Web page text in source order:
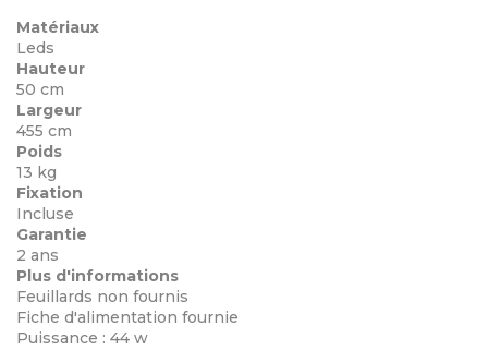
Matériaux
Leds
Hauteur
50 cm
Largeur
455 cm
Poids
13 kg
Fixation
Incluse
Garantie
2 ans
Plus d'informations
Feuillards non fournis
Fiche d'alimentation fournie
Puissance : 44 w